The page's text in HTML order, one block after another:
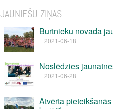
JAUNIEŠU ZIŅAS
Burtnieku novada
2021-06-18
Noslēdzies
2021-06-28
Atvērta